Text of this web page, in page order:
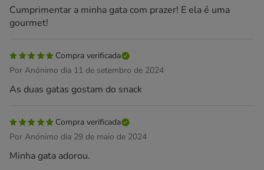
Cumprimentar a minha gata com prazer! E ela é uma
gourmet!
Compra verificada
Por Anónimo dia 11 de setembro de 2024
As duas gatas gostam do snack
Compra verificada
Por Anónimo dia 29 de maio de 2024
Minha gata adorou.